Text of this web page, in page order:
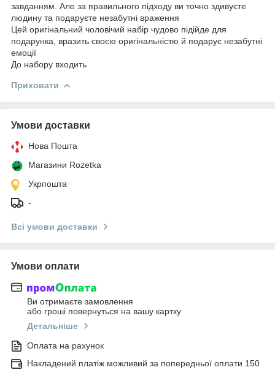
завданням. Але за правильного підходу ви точно здивуєте
людину та подаруєте незабутні враження
Цей оригінальний чоловічий набір чудово підійде для
подарунка, вразить своєю оригінальністю й подарує незабутні
емоції
До набору входить
Приховати
Умови доставки
Нова Пошта
Магазини Rozetka
Укрпошта
-
Всі умови доставки
Умови оплати
Ви отримаєте замовлення
або гроші повернуться на вашу картку
Детальніше
Оплата на рахунок
Накладений платіж можливий за попередньої оплати 150